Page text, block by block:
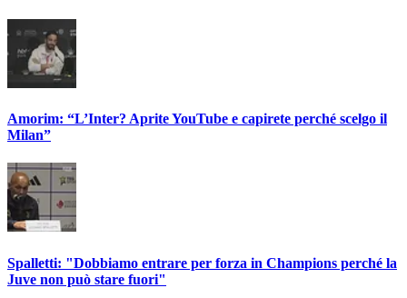
Amorim: “L’Inter? Aprite YouTube e capirete perché scelgo il
Milan”
Spalletti: "Dobbiamo entrare per forza in Champions perché la
Juve non può stare fuori"